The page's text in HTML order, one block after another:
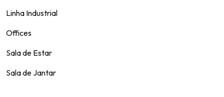
Linha Industrial
Offices
Sala de Estar
Sala de Jantar